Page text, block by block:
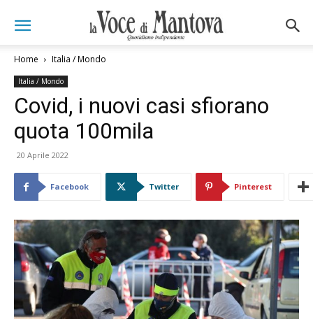
Home Italia / Mondo
Italia / Mondo
Covid, i nuovi casi sfiorano
quota 100mila
20 Aprile 2022
Facebook Twitter Pinterest